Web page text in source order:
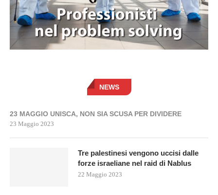
NEWS
23 MAGGIO UNISCA, NON SIA SCUSA PER DIVIDERE
23 Maggio 2023
Tre palestinesi vengono uccisi dalle
forze israeliane nel raid di Nablus
22 Maggio 2023